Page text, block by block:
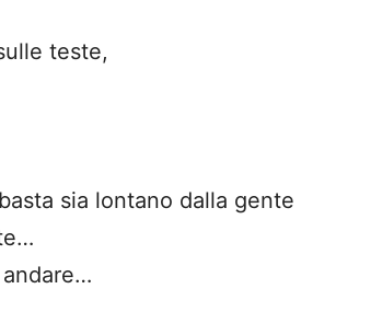
teste,
sia lontano dalla gente
andare…